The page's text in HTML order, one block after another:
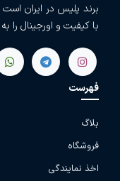
برند پلیس در ایران
با کیفیت و اورجینال را
فهرست
بلاگ
فروشگاه
اخذ نمایندگی